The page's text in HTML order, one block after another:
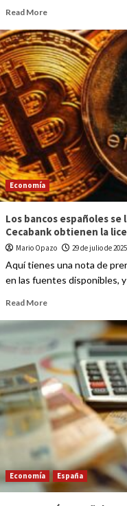
Read More
Economía
Los bancos españoles
Cecabank obtienen la
Mario Opazo 29 de julio de 2025
Aquí tienes una nota de
en las fuentes disponibles,
Read More
Economía España